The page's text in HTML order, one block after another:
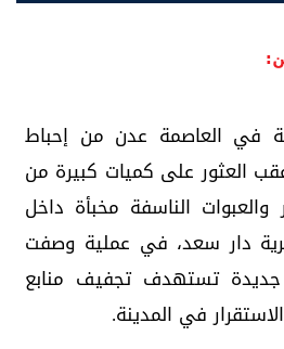
في العاصمة عدن من إحباط
العثور على كميات كبيرة من
والعبوات الناسفة مخبأة داخل
دار سعد، في عملية وصفت
جديدة تستهدف تجفيف منابع
في المدينة.